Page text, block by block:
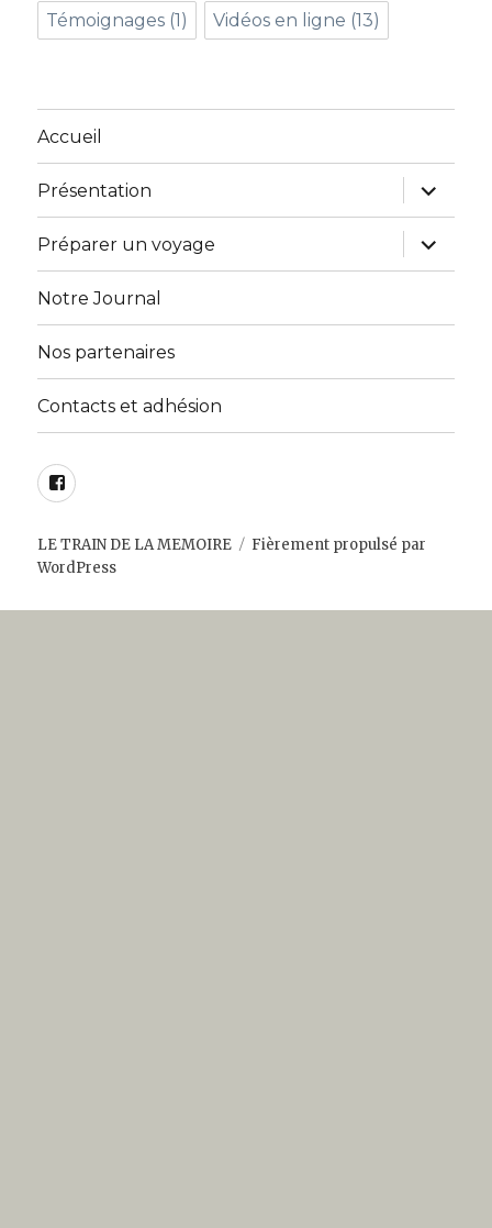
Témoignages (1) Vidéos en ligne (13)
Accueil
Présentation
ouvrir
le
sous-
menu
Préparer un voyage
ouvrir
le
sous-
Notre Journal
Nos partenaires
Contacts et adhésion
Facebook
LE TRAIN DE LA MEMOIRE
Fièrement propulsé par
WordPress